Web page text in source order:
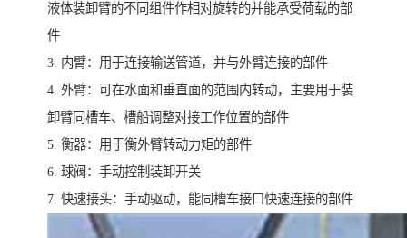
液体装卸臂的不同组件作相对旋转的并能承受荷载的部
件
3. 内臂：用于连接输送管道，并与外臂连接的部件
4. 外臂：可在水面和垂直面的范围内转动，主要用于装
卸臂同槽车、槽船调整对接工作位置的部件
5. 衡器：用于衡外臂转动力矩的部件
6. 球阀：手动控制装卸开关
7. 快速接头：手动驱动，能同槽车接口快速连接的部件